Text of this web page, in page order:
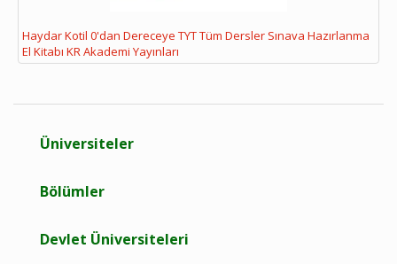
Haydar Kotil 0'dan Dereceye TYT Tüm Dersler Sınava Hazırlanma
El Kitabı KR Akademi Yayınları
Üniversiteler
Bölümler
Devlet Üniversiteleri